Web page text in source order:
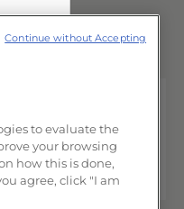
to evaluate the
your browsing
how this is done,
agree, click "I am
Continue without Accepting